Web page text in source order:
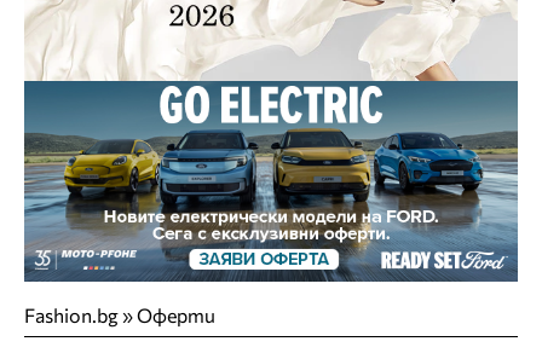
Fashion.bg»Оферти